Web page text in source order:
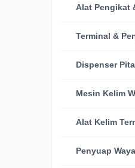
Alat Pengikat
Terminal &
Dispenser
Mesin Kelim
Alat Kelim
Penyuap